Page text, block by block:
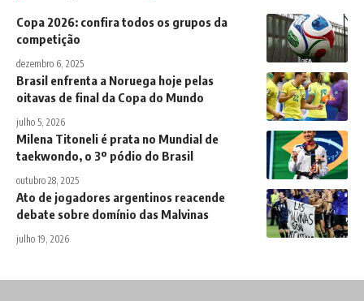
Copa 2026: confira todos os grupos da
competição
dezembro 6, 2025
Brasil enfrenta a Noruega hoje pelas
oitavas de final da Copa do Mundo
julho 5, 2026
Milena Titoneli é prata no Mundial de
taekwondo, o 3º pódio do Brasil
outubro 28, 2025
Ato de jogadores argentinos reacende
debate sobre domínio das Malvinas
julho 19, 2026